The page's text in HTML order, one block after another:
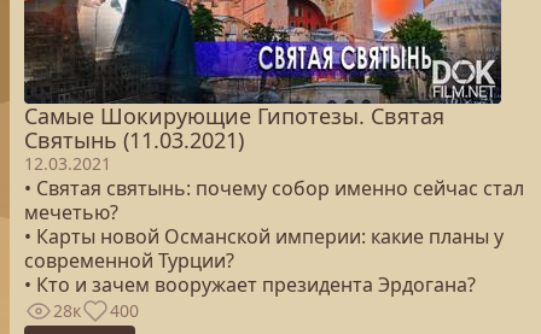
Самые Шокирующие Гипотезы. Святая
Святынь (11.03.2021)
12.03.2021
• Святая святынь: почему собор именно сейчас стал
мечетью?
• Карты новой Османской империи: какие планы у
современной Турции?
• Кто и зачем вооружает президента Эрдогана?
28к 400